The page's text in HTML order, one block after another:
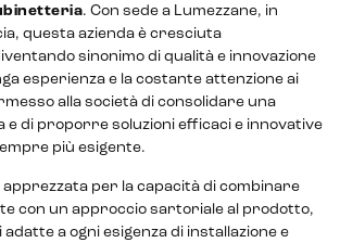
solutions
selling
. Con sede a Lumezzane, in
questa azienda è cresciuta
sinonimo di qualità e innovazione
esperienza e la costante attenzione ai
alla società di consolidare una
e di proporre soluzioni efficaci e innovative
più esigente.
apprezzata per la capacità di combinare
con un approccio sartoriale al prodotto,
a ogni esigenza di installazione e